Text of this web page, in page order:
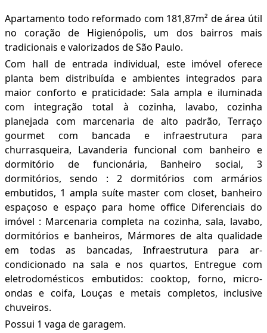
Apartamento todo reformado com 181,87m² de área útil
no coração de Higienópolis, um dos bairros mais
tradicionais e valorizados de São Paulo.
Com hall de entrada individual, este imóvel oferece
planta bem distribuída e ambientes integrados para
maior conforto e praticidade: Sala ampla e iluminada
com integração total à cozinha, lavabo, cozinha
planejada com marcenaria de alto padrão, Terraço
gourmet com bancada e infraestrutura para
churrasqueira, Lavanderia funcional com banheiro e
dormitório de funcionária, Banheiro social, 3
dormitórios, sendo : 2 dormitórios com armários
embutidos, 1 ampla suíte master com closet, banheiro
espaçoso e espaço para home office Diferenciais do
imóvel : Marcenaria completa na cozinha, sala, lavabo,
dormitórios e banheiros, Mármores de alta qualidade
em todas as bancadas, Infraestrutura para ar-
condicionado na sala e nos quartos, Entregue com
eletrodomésticos embutidos: cooktop, forno, micro-
ondas e coifa, Louças e metais completos, inclusive
chuveiros.
Possui 1 vaga de garagem.